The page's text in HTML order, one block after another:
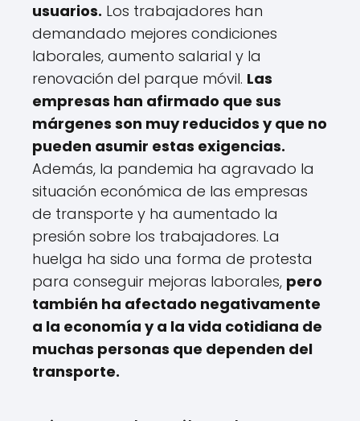
usuarios. Los trabajadores han
demandado mejores condiciones
laborales, aumento salarial y la
renovación del parque móvil. Las
empresas han afirmado que sus
márgenes son muy reducidos y que no
pueden asumir estas exigencias.
Además, la pandemia ha agravado la
situación económica de las empresas
de transporte y ha aumentado la
presión sobre los trabajadores. La
huelga ha sido una forma de protesta
para conseguir mejoras laborales, pero
también ha afectado negativamente
a la economía y a la vida cotidiana de
muchas personas que dependen del
transporte.